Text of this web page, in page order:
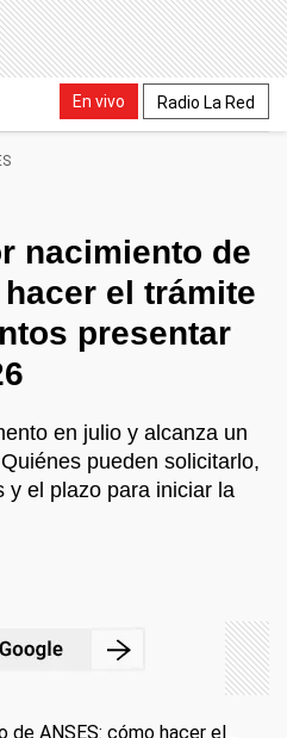
En vivo Radio La Red
nacimiento de
el trámite
presentar
en julio y alcanza un
pueden solicitarlo,
y el plazo para iniciar la